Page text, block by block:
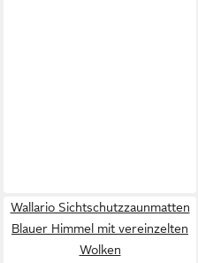
Wallario Sichtschutzzaunmatten
Blauer Himmel mit vereinzelten
Wolken